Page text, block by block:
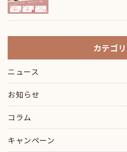
カテゴ
ニュース
お知らせ
コラム
キャンペーン